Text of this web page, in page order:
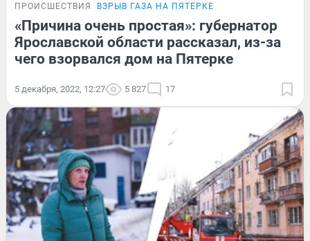
ПРОИСШЕСТВИЯ ВЗРЫВ ГАЗА НА ПЯТЕРКЕ
«Причина очень простая»: губернатор
Ярославской области рассказал, из-за
чего взорвался дом на Пятерке
5 декабря, 2022, 12:27 5 827 17